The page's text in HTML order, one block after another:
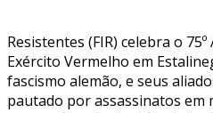
Resistentes (FIR) celebra o
Exército Vermelho em
fascismo alemão, e seus
pautado por assassinatos em